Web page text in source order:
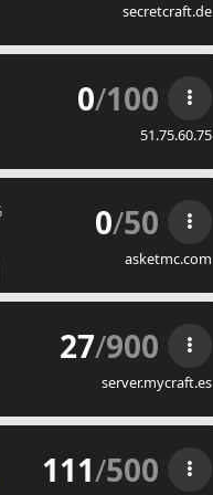
secretcraft.de
0/100
51.75.60.75
0/50
asketmc.com
27/900
server.mycraft.es
111/500